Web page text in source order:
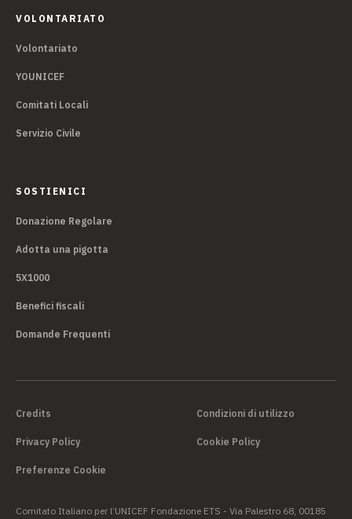
VOLONTARIATO
Volontariato
YOUNICEF
Comitati Locali
Servizio Civile
SOSTIENICI
Donazione Regolare
Adotta una pigotta
5X1000
Benefici fiscali
Domande Frequenti
Credits Condizioni di utilizzo
Privacy Policy Cookie Policy
Preferenze Cookie
Comitato Italiano per l’UNICEF Fondazione ETS - Via Palestro 68, 00185